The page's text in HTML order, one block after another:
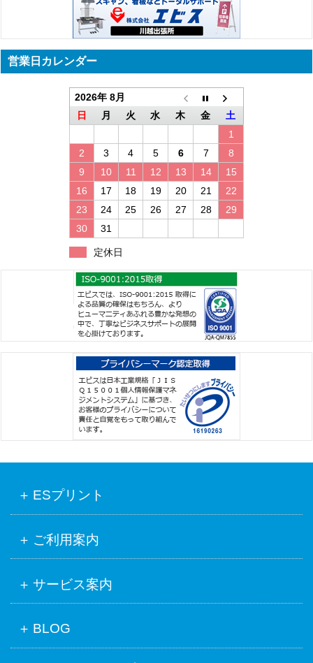
営業日カレンダー
2026年 8月
日
月 火 水 木 金
土
1
2
3 4 5 6 7
8
9
10 11 12 13 14
15
16
17 18 19 20 21
22
23
24 25 26 27 28
29
30
31
定休日
ESプリント
ご利用案内
サービス案内
BLOG